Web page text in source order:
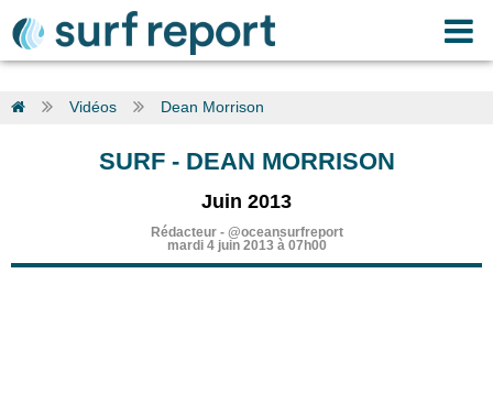
Vidéos Dean Morrison
SURF- DEAN MORRISON
Juin 2013
Rédacteur- @oceansurfreport
mardi 4 juin 2013 à 07h00